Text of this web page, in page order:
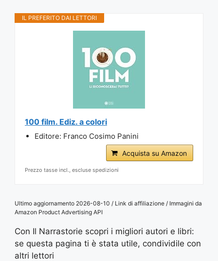
IL PREFERITO DAI LETTORI
100 film. Ediz. a colori
Editore: Franco Cosimo Panini
Acquista su Amazon
Prezzo tasse incl., escluse spedizioni
Ultimo aggiornamento 2026-08-10 / Link di affiliazione / Immagini da
Amazon Product Advertising API
Con Il Narrastorie scopri i migliori autori e libri:
se questa pagina ti è stata utile, condividile con
altri lettori